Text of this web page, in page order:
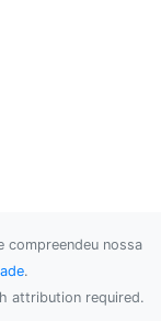
compreendeu nossa
.
attribution required.